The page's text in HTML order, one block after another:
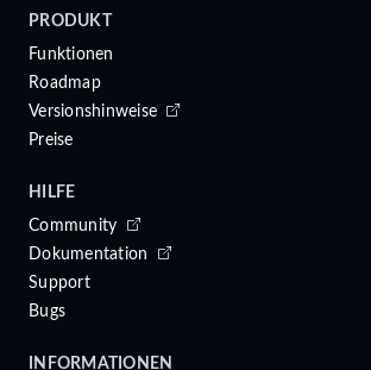
PRODUKT
Funktionen
Roadmap
Versionshinweise
Preise
HILFE
Community
Dokumentation
Support
Bugs
INFORMATIONEN